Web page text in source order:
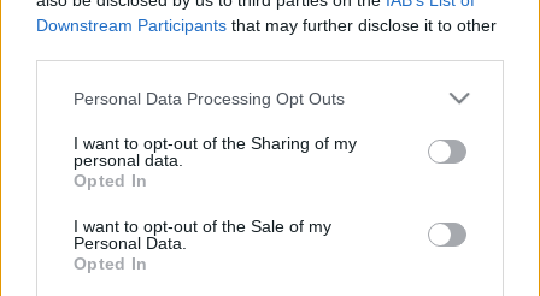
Downstream Participants that may further disclose it to other
Please note that this website/app uses one or more Google
not limited to your visit or usage behaviour. You may click to
grant or deny consent to Google and its third-party tags to
use your data for below specified purposes in below Google
consent section.
Personal Data Processing Opt Outs
I want to opt-out of the Sharing of my
personal data.
Opted In
I want to opt-out of the Sale of my
Personal Data.
Opted In
Kecskeméten is szakirányú
FELTÁRULNAK A BALATON TITKAI
Országos hírek